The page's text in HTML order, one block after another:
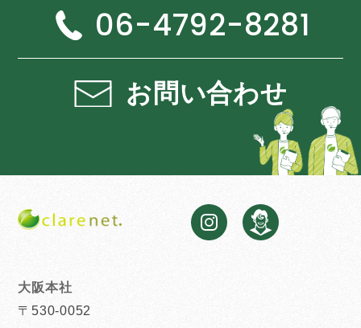
06-4792-8281
お問い合わせ
大阪本社
〒530-0052